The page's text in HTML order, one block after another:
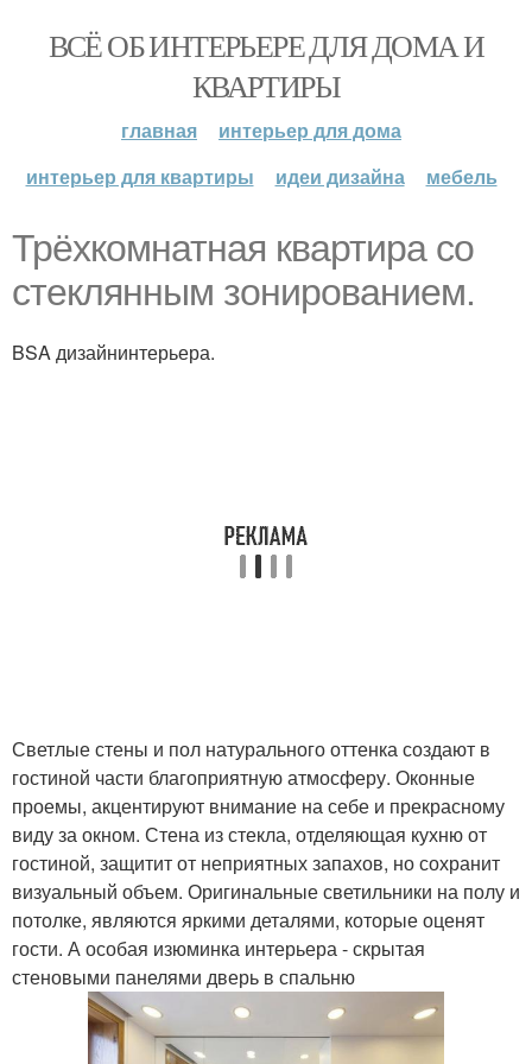
ВСЁ ОБ ИНТЕРЬЕРЕ ДЛЯ ДОМА И
КВАРТИРЫ
главная
интерьер для дома
интерьер для квартиры
идеи дизайна мебель
Трёхкомнатная квартира cо
стеклянным зонированием.
BSA дизайнинтерьера.
Светлые стены и пол натурального оттенка создают в
гостиной части благоприятную атмосферу. Оконные
проемы, акцентируют внимание на себе и прекрасному
виду за окном. Стена из стекла, отделяющая кухню от
гостиной, защитит от неприятных запахов, но сохранит
визуальный объем. Оригинальные светильники на полу и
потолке, являются яркими деталями, которые оценят
гости. А особая изюминка интерьера - скрытая
стеновыми панелями дверь в спальню